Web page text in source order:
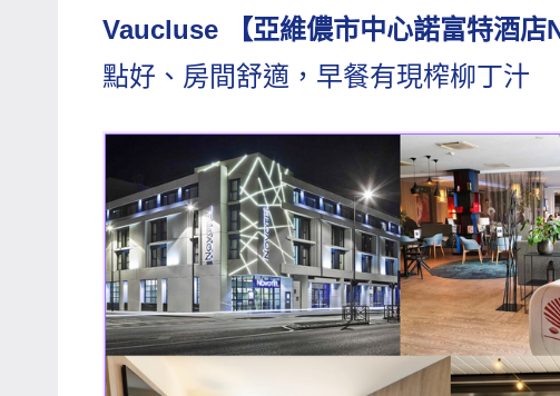
節
目
持、
哥
窟
泰
國
旅
遊
書
Vaucluse 【亞維儂市中心諾富特酒
點好、房間舒適，早餐有現榨柳丁汁